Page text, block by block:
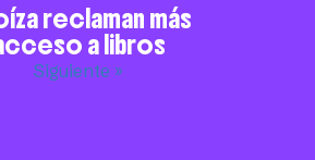
reclaman más
a libros
Siguiente »